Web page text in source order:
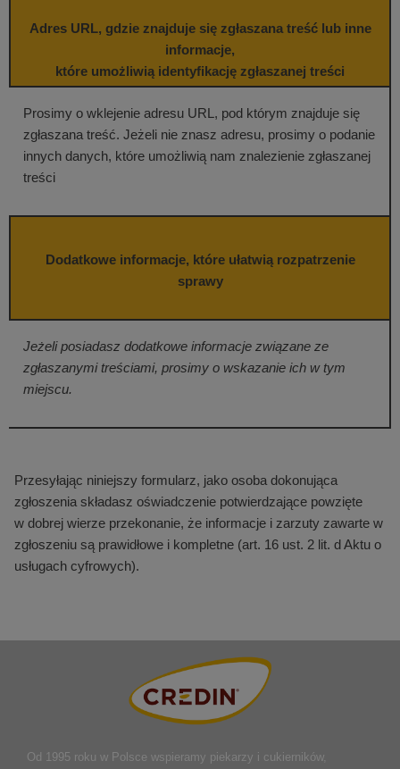
Adres URL, gdzie znajduje się zgłaszana treść lub inne
informacje,
które umożliwią identyfikację zgłaszanej treści
Prosimy o wklejenie adresu URL, pod którym znajduje się
zgłaszana treść. Jeżeli nie znasz adresu, prosimy o podanie
innych danych, które umożliwią nam znalezienie zgłaszanej
treści
Dodatkowe informacje, które ułatwią rozpatrzenie
sprawy
Jeżeli posiadasz dodatkowe informacje związane ze
zgłaszanymi treściami, prosimy o wskazanie ich w tym
miejscu.
Przesyłając niniejszy formularz, jako osoba dokonująca
zgłoszenia składasz oświadczenie potwierdzające powzięte
w dobrej wierze przekonanie, że informacje i zarzuty zawarte w
zgłoszeniu są prawidłowe i kompletne (art. 16 ust. 2 lit. d Aktu o
usługach cyfrowych).
Od 1995 roku w Polsce wspieramy piekarzy i cukierników,